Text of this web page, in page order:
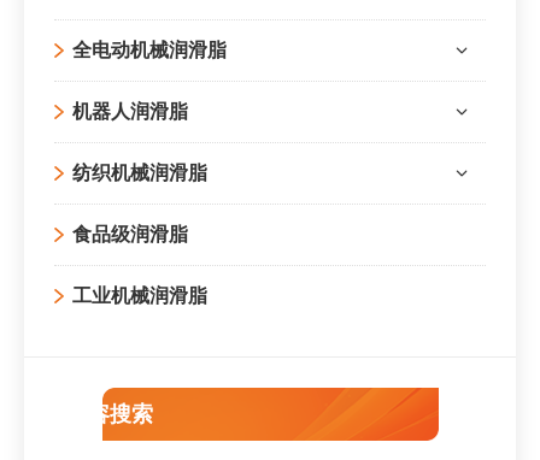
全电动机械润滑脂
机器人润滑脂
纺织机械润滑脂
食品级润滑脂
工业机械润滑脂
内容搜索